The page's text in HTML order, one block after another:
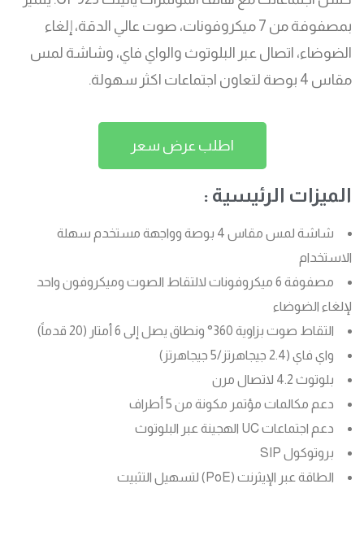
بمصفوفة من 7 ميكروفونات، صوت عالي الدقة، إلغاء
الضوضاء، اتصال عبر البلوتوث والواي فاي، وشاشة لمس
مقاس 4 بوصة لتعاون اجتماعات اكثر سهولة.
اطلب عرض سعر
الميزات الرئيسية :
شاشة لمس مقاس 4 بوصة وواجهة مستخدم سهلة
الاستخدام
مصفوفة 6 ميكروفونات لالتقاط الصوت وميكروفون واحد
لإلغاء الضوضاء
التقاط صوت بزاوية 360° ونطاق يصل إلى 6 أمتار (20 قدماً)
واي فاي (2.4 جيجاهرتز/5 جيجاهرتز)
بلوتوث 4.2 لاتصال مرن
دعم مكالمات مؤتمر مكونة من 5 أطراف
دعم اجتماعات UC الهجينة عبر البلوتوث
بروتوكول SIP
الطاقة عبر الإيثرنت (PoE) لتسهيل التثبيت